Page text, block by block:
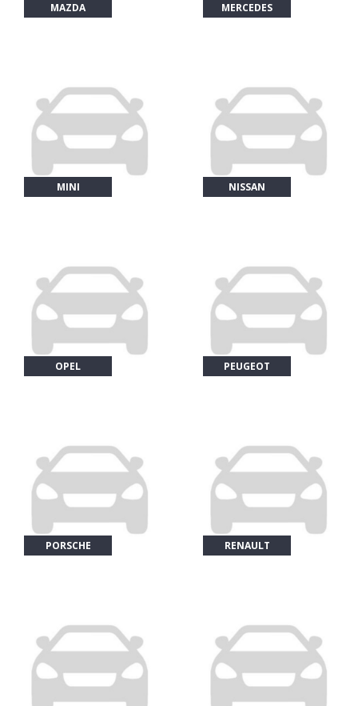
MAZDA MERCEDES
MINI NISSAN
OPEL PEUGEOT
PORSCHE RENAULT